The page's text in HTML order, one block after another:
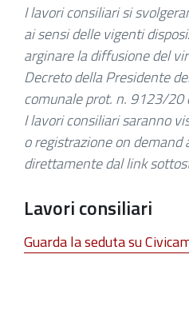
I lavori consiliari si
ai sensi delle vigenti
arginare la diffusione del
Decreto della Presidente
comunale prot. n. 9123/20
I lavori consiliari saranno
o registrazione on demand
direttamente dal link
Lavori consiliari
Guarda la seduta su